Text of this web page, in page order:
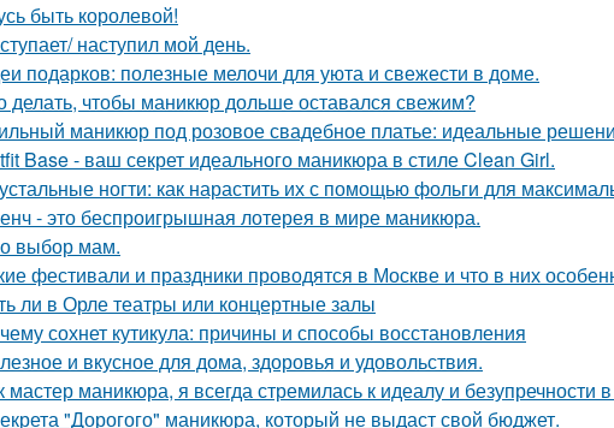
быть королевой!
наступил мой день.
подарков: полезные мелочи для уюта и свежести в доме.
делать, чтобы маникюр дольше оставался свежим?
маникюр под розовое свадебное платье: идеальные
Base - ваш секрет идеального маникюра в стиле Clean Girl.
ногти: как нарастить их с помощью фольги для
- это беспроигрышная лотерея в мире маникюра.
выбор мам.
фестивали и праздники проводятся в Москве и что в них
ли в Орле театры или концертные залы
сохнет кутикула: причины и способы восстановления
и вкусное для дома, здоровья и удовольствия.
мастер маникюра, я всегда стремилась к идеалу и безупречности
"Дорогого" маникюра, который не выдаст свой бюджет.